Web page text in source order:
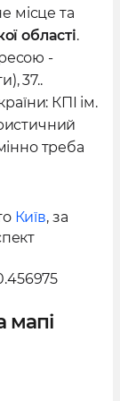
І.С.
корпуси
Санкт-
було
і після
вздовж
місце та
області.
-
37..
КПІ ім.
треба
Київ, за
мапі